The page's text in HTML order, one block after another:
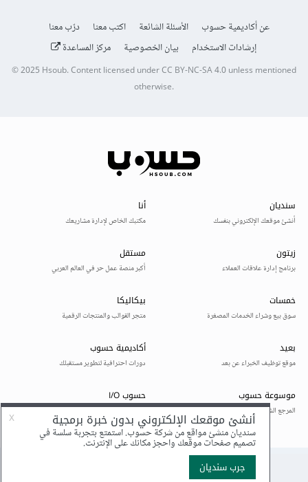
عن أكاديمية حسوب الأسئلة الشائعة اكتب معنا
درّب معنا
إرشادات الاستخدام
بيان الخصوصية مركز المساعدة
© 2025Hsoub.Content licensed underCC BY-NC-SA 4.0unless mentioned
otherwise.